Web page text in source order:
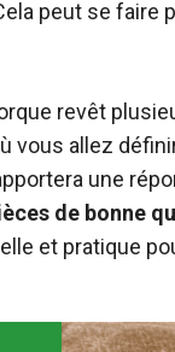
peut se faire
revêt
vous allez
une
de bonne
et pratique